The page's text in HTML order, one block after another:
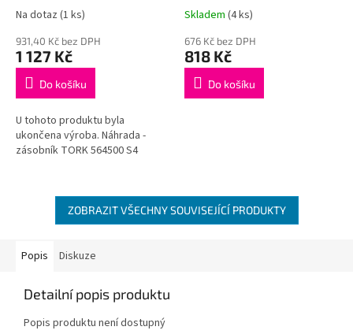
Na dotaz (1 ks)
931,40 Kč bez DPH
1 127 Kč
Do košíku
U tohoto produktu byla
ukončena výroba. Náhrada -
zásobník TORK 564500 S4
Skladem (4 ks)
676 Kč bez DPH
818 Kč
Do košíku
ZOBRAZIT VŠECHNY SOUVISEJÍCÍ PRODUKTY
Popis Diskuze
Detailní popis produktu
Popis produktu není dostupný